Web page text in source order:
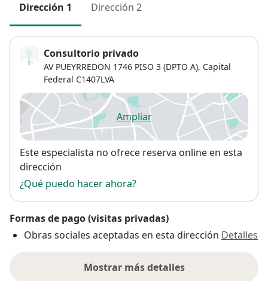
Dirección 1 Dirección 2
Consultorio privado
AV PUEYRREDON 1746 PISO 3 (DPTO A), Capital
Federal C1407LVA
Ampliarse abre en una nueva
Disponibilidad
Este especialista no ofrece reserva online en esta
dirección
¿Qué puedo hacer ahora?
Formas de pago (visitas privadas)
Obras sociales aceptadas en esta dirección Detalles
Mostrar más detalles
sobre la dirección